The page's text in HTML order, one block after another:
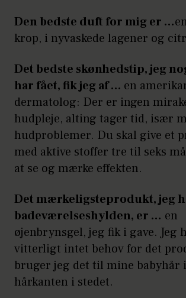
Den bedste duft for mig er …
krop, i nyvaskede lagener og
Det bedste skønhedstip, jeg
har fået, fik jeg af … en
dermatolog: Der er ingen
hudpleje, alting tager tid, især
hudproblemer. Du skal give et
med aktive stoffer tre til seks
at se og mærke effekten.
Det mærkeligsteprodukt, jeg
badeværelseshylden, er … en
øjenbrynsgel, jeg fik i gave. Jeg
vitterligt intet behov for det
bruger jeg det til mine babyhår i
hårkanten i stedet.